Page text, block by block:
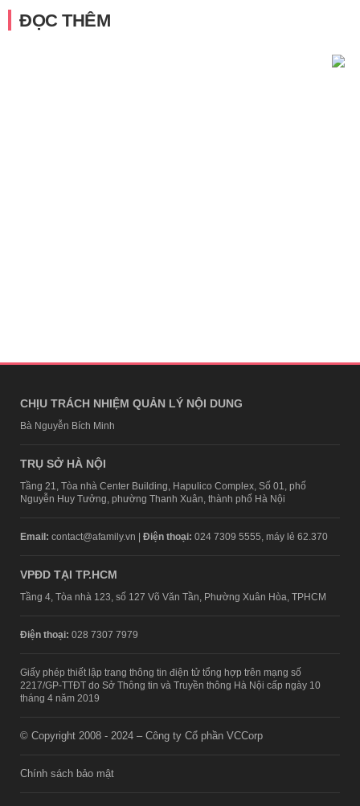
ĐỌC THÊM
CHỊU TRÁCH NHIỆM QUẢN LÝ NỘI DUNG
Bà Nguyễn Bích Minh
TRỤ SỞ HÀ NỘI
Tầng 21, Tòa nhà Center Building, Hapulico Complex, Số 01, phố
Nguyễn Huy Tưởng, phường Thanh Xuân, thành phố Hà Nội
Email: contact@afamily.vn | Điện thoại: 024 7309 5555, máy lẻ 62.370
VPĐD TẠI TP.HCM
Tầng 4, Tòa nhà 123, số 127 Võ Văn Tần, Phường Xuân Hòa, TPHCM
Điện thoại: 028 7307 7979
Giấy phép thiết lập trang thông tin điện tử tổng hợp trên mạng số
2217/GP-TTĐT do Sở Thông tin và Truyền thông Hà Nội cấp ngày 10
tháng 4 năm 2019
© Copyright 2008 - 2024 – Công ty Cổ phần VCCorp
Chính sách bảo mật